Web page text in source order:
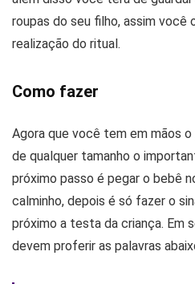
roupas do seu filho, assim você
realização do ritual.
Como fazer
Agora que você tem em mãos
de qualquer tamanho o
próximo passo é pegar o bebê
calminho, depois é só fazer o
próximo a testa da criança. Em
devem proferir as palavras